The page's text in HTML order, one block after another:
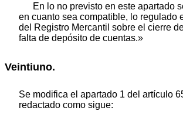
En lo no previsto en este apartado
en cuanto sea compatible, lo regulado
del Registro Mercantil sobre el cierre
falta de depósito de cuentas.»
Veintiuno.
Se modifica el apartado 1 del artículo
redactado como sigue: